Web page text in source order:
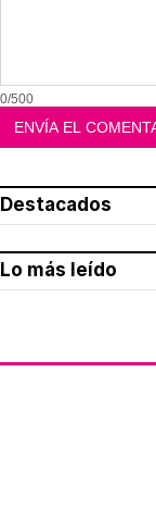
0/500
Destacados
Lo más leído